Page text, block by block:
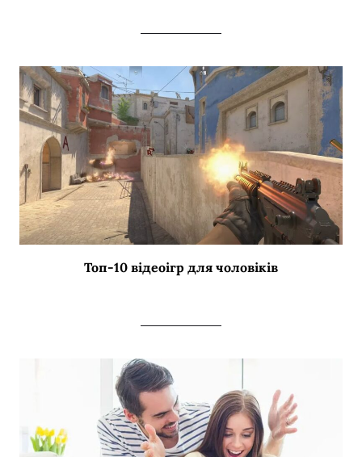
Топ-10 відеоігр для чоловіків